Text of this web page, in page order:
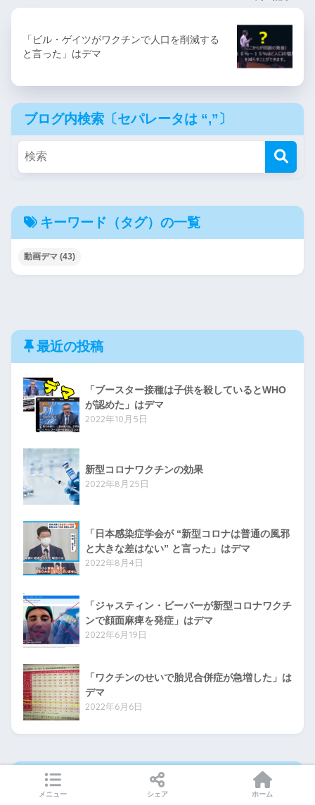
「ビル・ゲイツがワクチンで人口を削減する
と言った」はデマ
ブログ内検索〔セパレータは “,”〕
キーワード（タグ）の一覧
動画デマ (43)
最近の投稿
「ブースター接種は子供を殺しているとWHO
が認めた」はデマ
2022年10月5日
新型コロナワクチンの効果
2022年8月25日
「日本感染症学会が “新型コロナは普通の風邪
と大きな差はない” と言った」はデマ
2022年8月4日
「ジャスティン・ビーバーが新型コロナワクチ
ンで顔面麻痺を発症」はデマ
2022年6月19日
「ワクチンのせいで胎児合併症が急増した」は
デマ
2022年6月6日
アーカイブ
メニュー シェア ホーム